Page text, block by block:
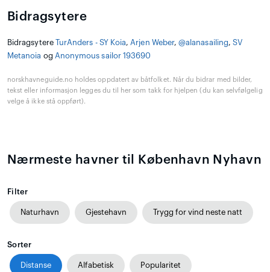
Bidragsytere
Bidragsytere TurAnders - SY Koia, Arjen Weber,@alanasailing,SV
Metanoia og Anonymous sailor 193690
norskhavneguide.no holdes oppdatert av båtfolket. Når du bidrar med bilder,
tekst eller informasjon legges du til her som takk for hjelpen (du kan selvfølgelig
velge å ikke stå oppført).
Nærmeste havner til København Nyhavn
Filter
Naturhavn Gjestehavn Trygg for vind neste natt
Sorter
Distanse Alfabetisk Popularitet